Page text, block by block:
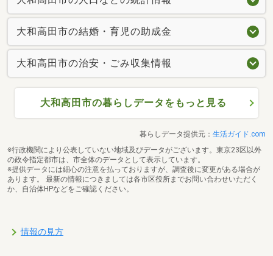
大和高田市の結婚・育児の助成金
大和高田市の治安・ごみ収集情報
大和高田市の暮らしデータをもっと見る
暮らしデータ提供元： 生活ガイド.com
※行政機関により公表していない地域及びデータがございます。東京23区以外
の政令指定都市は、市全体のデータとして表示しています。
※提供データには細心の注意を払っておりますが、調査後に変更がある場合が
あります。 最新の情報につきましては各市区役所までお問い合わせいただく
か、自治体HPなどをご確認ください。
情報の見方